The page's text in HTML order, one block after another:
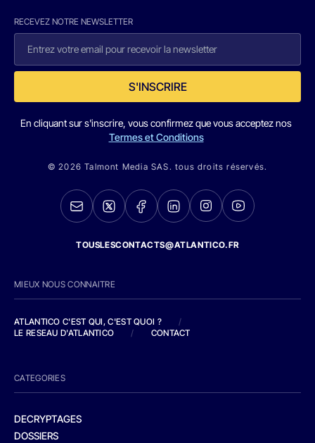
RECEVEZ NOTRE NEWSLETTER
S'INSCRIRE
En cliquant sur s'inscrire, vous confirmez que vous acceptez nos
Termes et Conditions
© 2026 Talmont Media SAS. tous droits réservés.
TOUSLESCONTACTS@ATLANTICO.FR
MIEUX NOUS CONNAITRE
ATLANTICO C'EST QUI, C'EST QUOI ?
/
LE RESEAU D'ATLANTICO
/ CONTACT
CATEGORIES
DECRYPTAGES
DOSSIERS